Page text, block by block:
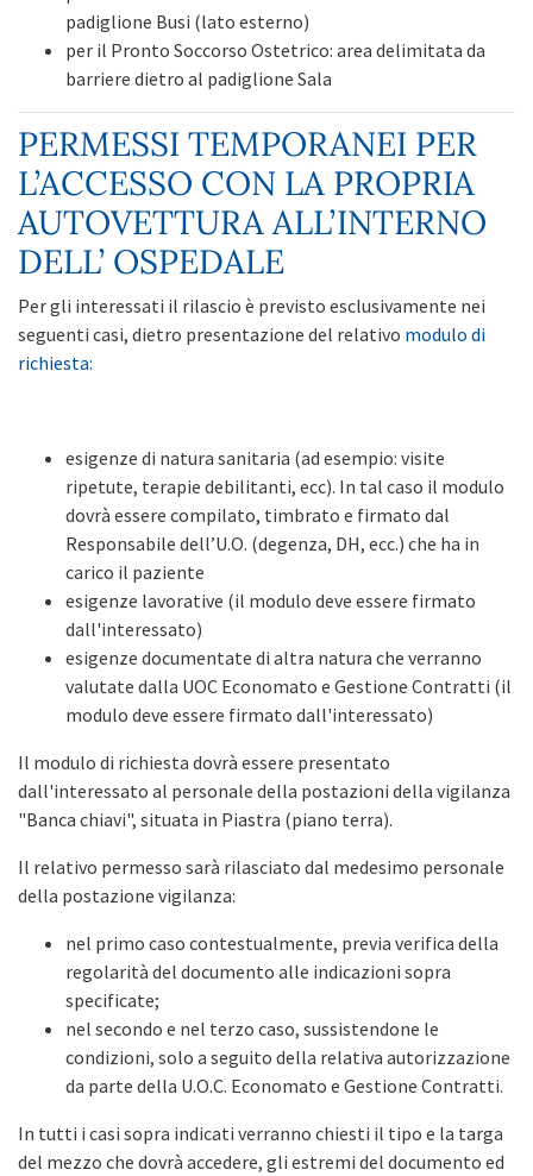
padiglione Busi (lato esterno)
per il Pronto Soccorso Ostetrico: area delimitata da
barriere dietro al padiglione Sala
PERMESSI TEMPORANEI PER
L’ACCESSO CON LA PROPRIA
AUTOVETTURA ALL’INTERNO
DELL’ OSPEDALE
Per gli interessati il rilascio è previsto esclusivamente nei
seguenti casi, dietro presentazione del relativo modulo di
richiesta:
esigenze di natura sanitaria (ad esempio: visite
ripetute, terapie debilitanti, ecc). In tal caso il modulo
dovrà essere compilato, timbrato e firmato dal
Responsabile dell’U.O. (degenza, DH, ecc.) che ha in
carico il paziente
esigenze lavorative (il modulo deve essere firmato
dall'interessato)
esigenze documentate di altra natura che verranno
valutate dalla UOC Economato e Gestione Contratti (il
modulo deve essere firmato dall'interessato)
Il modulo di richiesta dovrà essere presentato
dall'interessato al personale della postazioni della vigilanza
"Banca chiavi", situata in Piastra (piano terra).
Il relativo permesso sarà rilasciato dal medesimo personale
della postazione vigilanza:
nel primo caso contestualmente, previa verifica della
regolarità del documento alle indicazioni sopra
specificate;
nel secondo e nel terzo caso, sussistendone le
condizioni, solo a seguito della relativa autorizzazione
da parte della U.O.C. Economato e Gestione Contratti.
In tutti i casi sopra indicati verranno chiesti il tipo e la targa
del mezzo che dovrà accedere, gli estremi del documento ed